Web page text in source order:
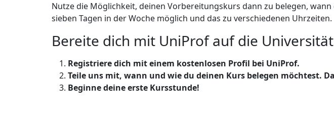
Nutze die Möglichkeit, deinen Vorbereitungskurs dann zu belegen,
sieben Tagen in der Woche möglich und das zu verschiedenen Uhrzeiten.
Bereite dich mit UniProf auf die
Registriere dich mit einem kostenlosen Profil bei UniProf.
Teile uns mit, wann und wie du deinen Kurs belegen möchtest.
Beginne deine erste Kursstunde!